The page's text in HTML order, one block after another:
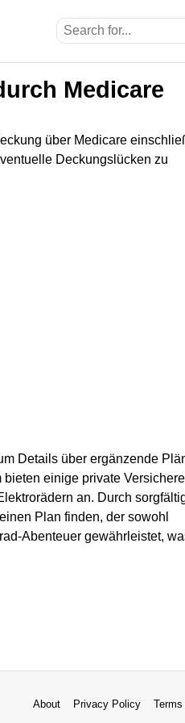
Medicare
über Medicare
Deckungslücken zu
Details über ergänzende
einige private
an. Durch
Plan finden, der sowohl
Abenteuer gewährleistet,
About Privacy Policy